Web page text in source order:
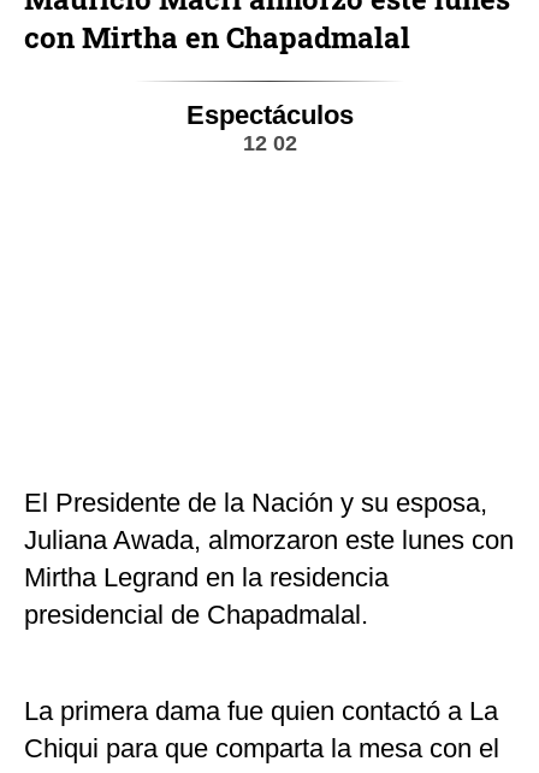
con Mirtha en Chapadmalal
Espectáculos
12 02
El Presidente de la Nación y su esposa,
Juliana Awada, almorzaron este lunes con
Mirtha Legrand en la residencia
presidencial de Chapadmalal.
La primera dama fue quien contactó a La
Chiqui para que comparta la mesa con el